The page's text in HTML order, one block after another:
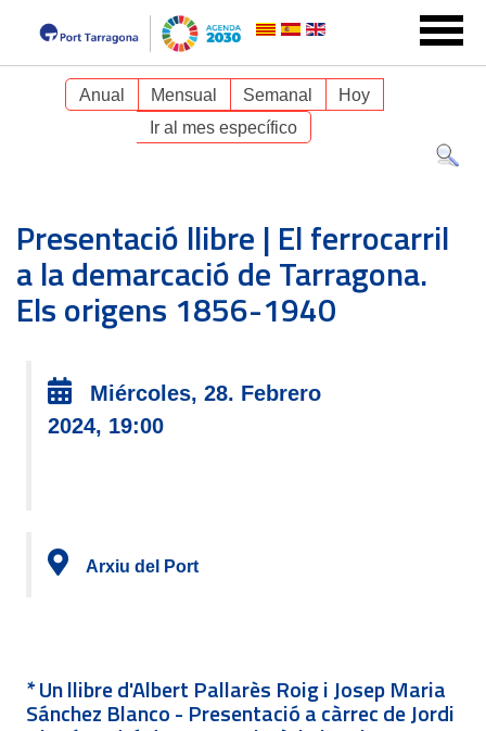
Anual Mensual Semanal
Hoy
Ir al mes específico
Presentació llibre | El ferrocarril
a la demarcació de Tarragona.
Els origens 1856-1940
Miércoles, 28. Febrero
2024, 19:00
Arxiu del Port
* Un llibre d'Albert Pallarès Roig i Josep Maria
Sánchez Blanco - Presentació a càrrec de Jordi